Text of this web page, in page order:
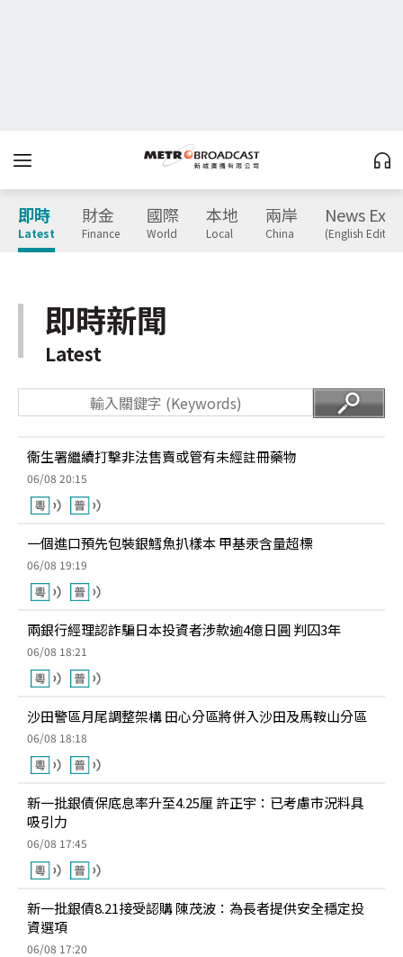
即時
Latest
財金
Finance
國際
World
本地
Local
兩岸
China
News
(English
即時新聞
Latest
衞生署繼續打擊非法售賣或管有未經註冊藥物
06/08 20:15
一個進口預先包裝銀鱈魚扒樣本 甲基汞含量超標
06/08 19:19
兩銀行經理認詐騙日本投資者涉款逾4億日圓 判囚3年
06/08 18:21
沙田警區月尾調整架構 田心分區將併入沙田及馬鞍山分區
06/08 18:18
新一批銀債保底息率升至4.25厘 許正宇：已考慮市況料具
吸引力
06/08 17:45
新一批銀債8.21接受認購 陳茂波：為長者提供安全穩定投
資選項
06/08 17:20